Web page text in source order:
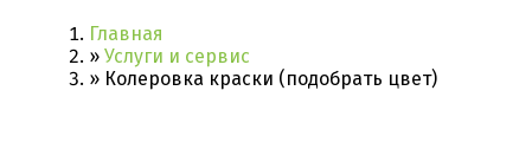
Главная
» Услуги и сервис
» Колеровка краски (подобрать цвет)